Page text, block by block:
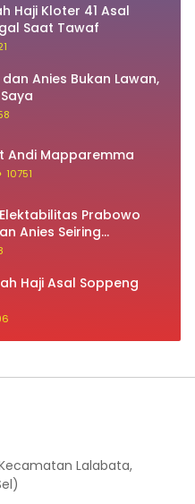
Haji Kloter 41 Asal
Saat Tawaf
Anies Bukan Lawan,
Andi Mapparemma
10751
Prabowo
Anies Seiring
Jokowi Naik
Haji Asal Soppeng
Lalabata,